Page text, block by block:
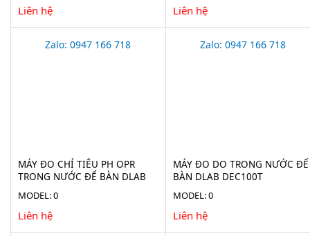
Liên hệ Liên hệ
Zalo: 0947 166 718
MÁY ĐO CHỈ TIÊU PH OPR
TRONG NƯỚC ĐỂ BÀN DLAB
MODEL: 0
Liên hệ
Zalo: 0947 166 718
MÁY ĐO DO TRONG NƯỚC ĐỂ
BÀN DLAB DEC100T
MODEL: 0
Liên hệ